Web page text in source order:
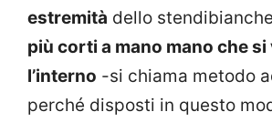
estremità dello
più corti a mano mano che si
l’interno -si chiama metodo
perché disposti in questo